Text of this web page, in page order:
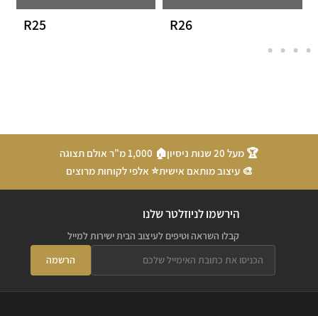
R26
R25
🏆 מעל 20 שנות ניסיון
🏠 1,000 מ"ר אולם תצוגה
🎨 עיצוב מותאם אישית⭐ אלפי לקוחות מרוצים
הירשמו לניוזלטר שלנו
קבלו השראה וטיפים לעיצוב הבית ישירות למייל
הרשמה